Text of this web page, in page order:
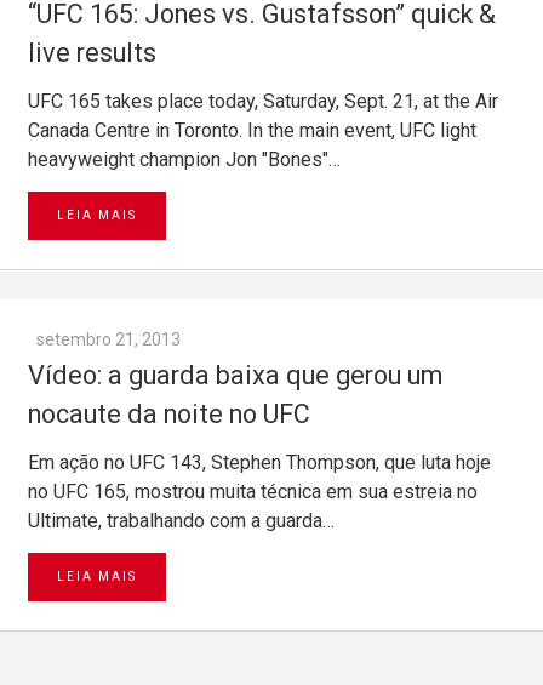
“UFC 165: Jones vs. Gustafsson” quick &
live results
UFC 165 takes place today, Saturday, Sept. 21, at the Air
Canada Centre in Toronto. In the main event, UFC light
heavyweight champion Jon "Bones"…
LEIA MAIS
setembro 21, 2013
Vídeo: a guarda baixa que gerou um
nocaute da noite no UFC
Em ação no UFC 143, Stephen Thompson, que luta hoje
no UFC 165, mostrou muita técnica em sua estreia no
Ultimate, trabalhando com a guarda…
LEIA MAIS